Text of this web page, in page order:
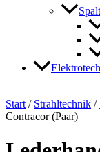
Start / Strahltechnik /
Contracor (Paar)